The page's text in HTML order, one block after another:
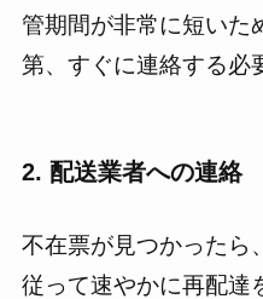
管期間が非常に短いた
第、すぐに連絡する必
2. 配送業者への連絡
不在票が見つかったら
従って速やかに再配達